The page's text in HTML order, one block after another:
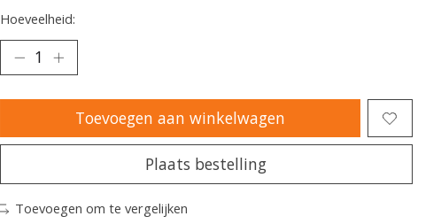
Hoeveelheid:
Toevoegen aan winkelwagen
Plaats bestelling
Toevoegen om te vergelijken